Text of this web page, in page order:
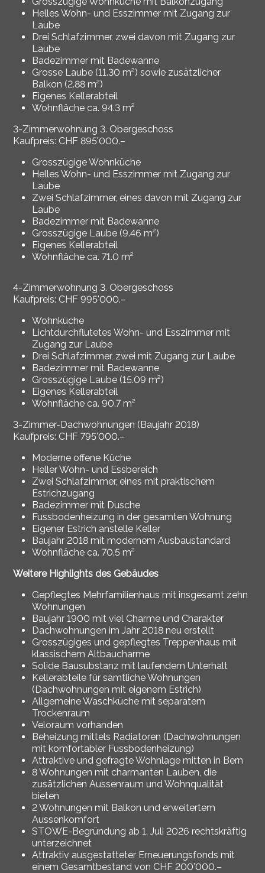
Helles Wohn- und Esszimmer mit Zugang zur
Laube
Drei Schlafzimmer, zwei davon mit Zugang zur
Laube
Badezimmer mit Badewanne
Grosse Laube (11.30 m²) sowie zusätzlicher
Balkon (2.88 m²)
Eigenes Kellerabteil
Wohnfläche ca. 94.3 m²
3-Zimmerwohnung 3. Obergeschoss
Kaufpreis: CHF 895'000.–
Grosszügige Wohnküche
Helles Wohn- und Esszimmer mit Zugang zur
Laube
Zwei Schlafzimmer, eines davon mit Zugang zur
Laube
Badezimmer mit Badewanne
Grosszügige Laube (9.46 m²)
Eigenes Kellerabteil
Wohnfläche ca. 71.0 m²
4-Zimmerwohnung 3. Obergeschoss
Kaufpreis: CHF 995'000.–
Wohnküche
Lichtdurchflutetes Wohn- und Esszimmer mit
Zugang zur Laube
Drei Schlafzimmer, zwei mit Zugang zur Laube
Badezimmer mit Badewanne
Grosszügige Laube (15.09 m²)
Eigenes Kellerabteil
Wohnfläche ca. 90.7 m²
3-Zimmer-Dachwohnungen (Baujahr 2018)
Kaufpreis: CHF 795'000.–
Moderne offene Küche
Heller Wohn- und Essbereich
Zwei Schlafzimmer, eines mit praktischem
Estrichzugang
Badezimmer mit Dusche
Fussbodenheizung in der gesamten Wohnung
Eigener Estrich anstelle Keller
Baujahr 2018 mit modernem Ausbaustandard
Wohnfläche ca. 70.5 m²
Weitere Highlights des Gebäudes
Gepflegtes Mehrfamilienhaus mit insgesamt zehn
Wohnungen
Baujahr 1900 mit viel Charme und Charakter
Dachwohnungen im Jahr 2018 neu erstellt
Grosszügiges und gepflegtes Treppenhaus mit
klassischem Altbaucharme
Solide Bausubstanz mit laufendem Unterhalt
Kellerabteile für sämtliche Wohnungen
(Dachwohnungen mit eigenem Estrich)
Allgemeine Waschküche mit separatem
Trockenraum
Veloraum vorhanden
Beheizung mittels Radiatoren (Dachwohnungen
mit komfortabler Fussbodenheizung)
Attraktive und gefragte Wohnlage mitten in Bern
8 Wohnungen mit charmanten Lauben, die
zusätzlichen Aussenraum und Wohnqualität
bieten
2 Wohnungen mit Balkon und erweitertem
Aussenkomfort
STOWE-Begründung ab 1. Juli 2026 rechtskräftig
unterzeichnet
Attraktiv ausgestatteter Erneuerungsfonds mit
einem Gesamtbestand von CHF 200’000.–